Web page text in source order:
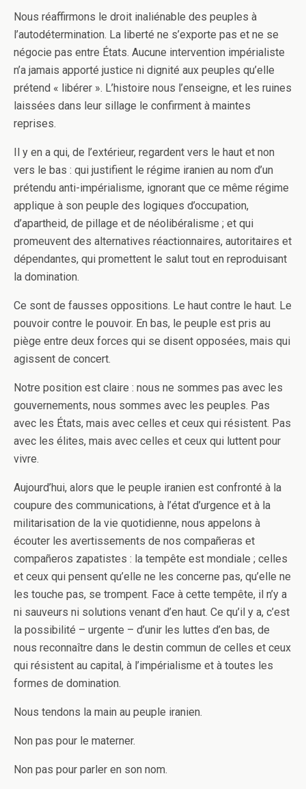
Nous réaffirmons le droit inaliénable des peuples à
l’autodétermination. La liberté ne s’exporte pas et ne se
négocie pas entre États. Aucune intervention impérialiste
n’a jamais apporté justice ni dignité aux peuples qu’elle
prétend « libérer ». L’histoire nous l’enseigne, et les ruines
laissées dans leur sillage le confirment à maintes
reprises.
Il y en a qui, de l’extérieur, regardent vers le haut et non
vers le bas : qui justifient le régime iranien au nom d’un
prétendu anti-impérialisme, ignorant que ce même régime
applique à son peuple des logiques d’occupation,
d’apartheid, de pillage et de néolibéralisme ; et qui
promeuvent des alternatives réactionnaires, autoritaires et
dépendantes, qui promettent le salut tout en reproduisant
la domination.
Ce sont de fausses oppositions. Le haut contre le haut. Le
pouvoir contre le pouvoir. En bas, le peuple est pris au
piège entre deux forces qui se disent opposées, mais qui
agissent de concert.
Notre position est claire : nous ne sommes pas avec les
gouvernements, nous sommes avec les peuples. Pas
avec les États, mais avec celles et ceux qui résistent. Pas
avec les élites, mais avec celles et ceux qui luttent pour
vivre.
Aujourd’hui, alors que le peuple iranien est confronté à la
coupure des communications, à l’état d’urgence et à la
militarisation de la vie quotidienne, nous appelons à
écouter les avertissements de nos compañeras et
compañeros zapatistes : la tempête est mondiale ; celles
et ceux qui pensent qu’elle ne les concerne pas, qu’elle ne
les touche pas, se trompent. Face à cette tempête, il n’y a
ni sauveurs ni solutions venant d’en haut. Ce qu’il y a, c’est
la possibilité – urgente – d’unir les luttes d’en bas, de
nous reconnaître dans le destin commun de celles et ceux
qui résistent au capital, à l’impérialisme et à toutes les
formes de domination.
Nous tendons la main au peuple iranien.
Non pas pour le materner.
Non pas pour parler en son nom.